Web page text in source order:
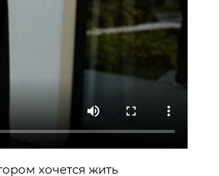
хочется жить